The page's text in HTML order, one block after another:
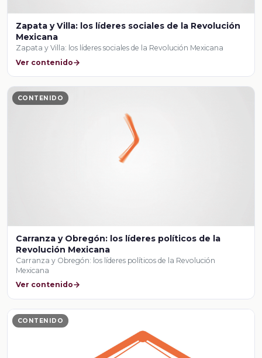
Zapata y Villa: los líderes sociales de la Revolución
Mexicana
Zapata y Villa: los líderes sociales de la Revolución Mexicana
Ver contenido
CONTENIDO
Carranza y Obregón: los líderes políticos de la
Revolución Mexicana
Carranza y Obregón: los líderes políticos de la Revolución
Mexicana
Ver contenido
CONTENIDO